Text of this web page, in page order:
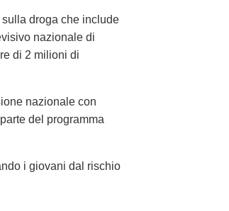
droga che include
nazionale di
di 2 milioni di
nazionale con
del programma
i giovani dal rischio